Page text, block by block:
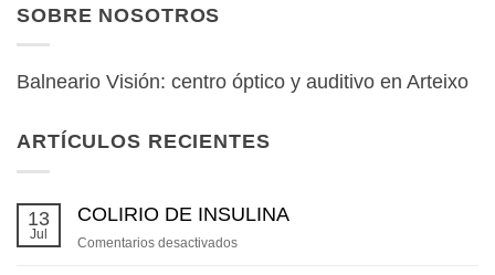
SOBRE NOSOTROS
Balneario Visión: centro óptico y auditivo en Arteixo
ARTÍCULOS RECIENTES
13
Jul
COLIRIO DE INSULINA
Comentarios desactivadosen